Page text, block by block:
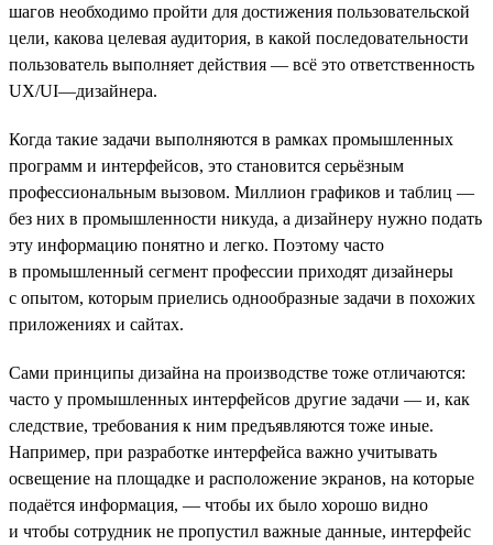
шагов необходимо пройти для достижения пользовательской
цели, какова целевая аудитория, в какой последовательности
пользователь выполняет действия — всё это ответственность
UX/UI—дизайнера.
Когда такие задачи выполняются в рамках промышленных
программ и интерфейсов, это становится серьёзным
профессиональным вызовом. Миллион графиков и таблиц —
без них в промышленности никуда, а дизайнеру нужно подать
эту информацию понятно и легко. Поэтому часто
в промышленный сегмент профессии приходят дизайнеры
с опытом, которым приелись однообразные задачи в похожих
приложениях и сайтах.
Сами принципы дизайна на производстве тоже отличаются:
часто у промышленных интерфейсов другие задачи — и, как
следствие, требования к ним предъявляются тоже иные.
Например, при разработке интерфейса важно учитывать
освещение на площадке и расположение экранов, на которые
подаётся информация, — чтобы их было хорошо видно
и чтобы сотрудник не пропустил важные данные, интерфейс